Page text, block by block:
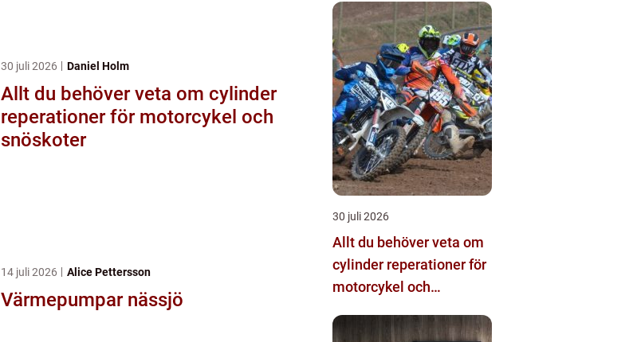
30 juli 2026 Daniel Holm
Allt du behöver veta om cylinder
reperationer för motorcykel och
snöskoter
14 juli 2026 Alice Pettersson
Värmepumpar nässjö
30 juli 2026
Allt du behöver veta om
cylinder reperationer för
motorcykel och